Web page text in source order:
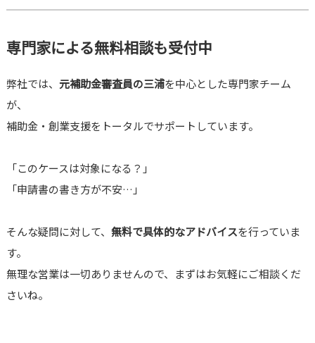
専門家による無料相談も受付中
弊社では、 元補助金審査員の三浦を中心とした専門家チーム
が、
補助金・創業支援をトータルでサポートしています。
「このケースは対象になる？」
「申請書の書き方が不安…」
そんな疑問に対して、 無料で具体的なアドバイスを行っていま
す。
無理な営業は一切ありませんので、まずはお気軽にご相談くだ
さいね。